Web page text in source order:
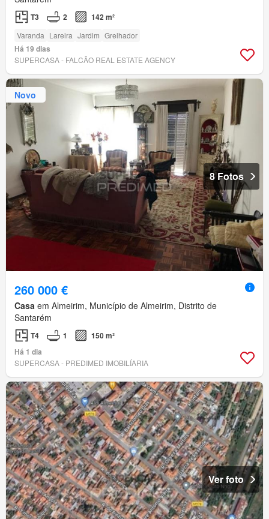
T3 2 142 m²
Varanda Lareira Jardim Grelhador
Há 19 dias
SUPERCASA - FALCÃO REAL ESTATE AGENCY
Novo
8 Fotos
260 000 €
Casa em Almeirim, Município de Almeirim, Distrito de
Santarém
T4 1
150 m²
Há 1 dia
SUPERCASA - PREDIMED IMOBILÍARIA
Ver foto